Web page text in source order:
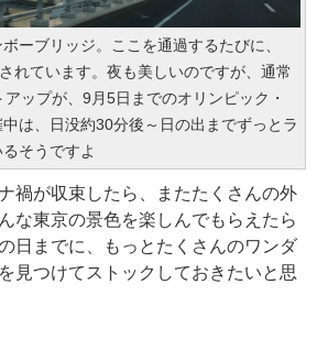
ーブリッジ。ここを通過するたびに、
れています。夜も美しいのですが、通常
ップが、9月5日までのオリンピック・
は、日没約30分後～日の出までずっとラ
そうですよ
禍が収束したら、またたくさんの外
な東京の景色を楽しんでもらえたら
日までに、もっとたくさんのワンダ
見つけてストックしておきたいと思